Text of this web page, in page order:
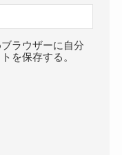
ラウザーに自分
を保存する。